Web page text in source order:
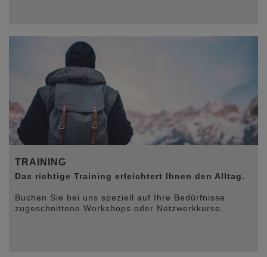
TRAINING
Das richtige Training erleichtert Ihnen den Alltag.
Buchen Sie bei uns speziell auf Ihre Bedürfnisse
zugeschnittene Workshops oder Netzwerkkurse.